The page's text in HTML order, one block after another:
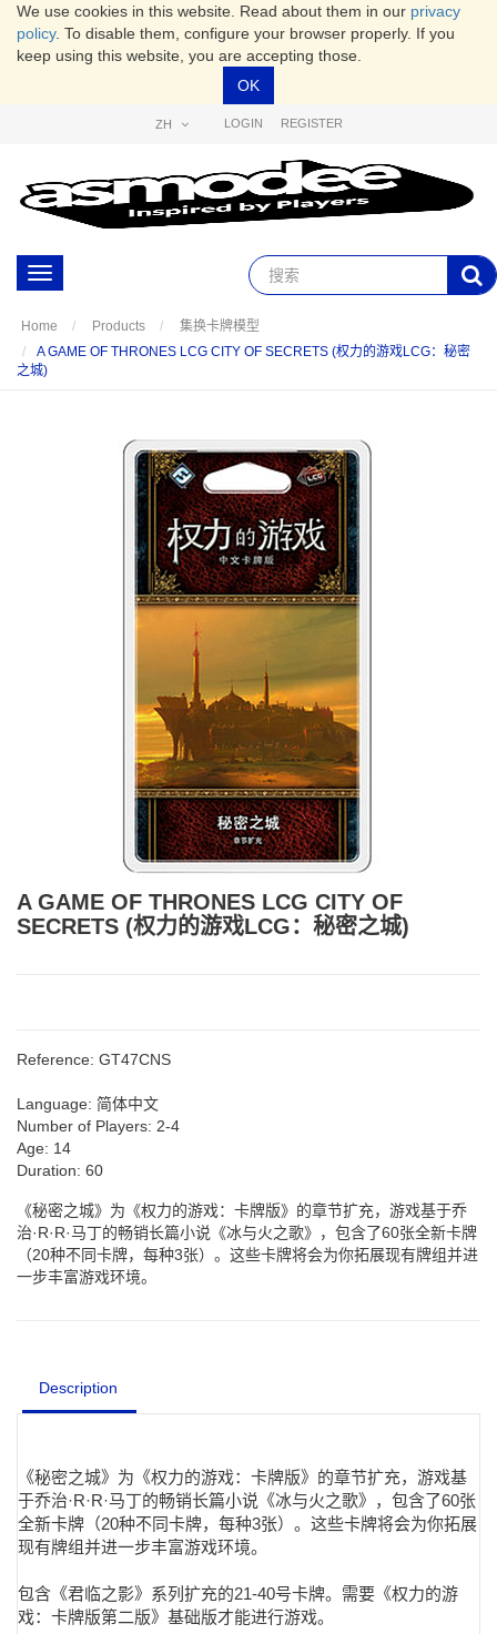
We use cookies in this website. Read about them in our privacy
policy. To disable them, configure your browser properly. If you
keep using this website, you are accepting those.
OK
ZH LOGIN REGISTER
Toggle
navigation
Home Products
集换卡牌模型
A GAME OF THRONES LCG CITY OF SECRETS (权力的游戏LCG：秘密
之城)
A GAME OF THRONES LCG CITY OF
SECRETS (权力的游戏LCG：秘密之城)
Reference: GT47CNS
Language: 简体中文
Number of Players: 2-4
Age: 14
Duration: 60
《秘密之城》为《权力的游戏：卡牌版》的章节扩充，游戏基于乔
治·R·R·马丁的畅销长篇小说《冰与火之歌》，包含了60张全新卡牌
（20种不同卡牌，每种3张）。这些卡牌将会为你拓展现有牌组并进
一步丰富游戏环境。
Description
《秘密之城》为《权力的游戏：卡牌版》的章节扩充，游戏基
于乔治·R·R·马丁的畅销长篇小说《冰与火之歌》，包含了60张
全新卡牌（20种不同卡牌，每种3张）。这些卡牌将会为你拓展
现有牌组并进一步丰富游戏环境。
包含《君临之影》系列扩充的21-40号卡牌。需要《权力的游
戏：卡牌版第二版》基础版才能进行游戏。